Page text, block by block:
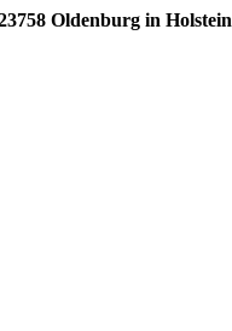
Oldenburg in Holstein